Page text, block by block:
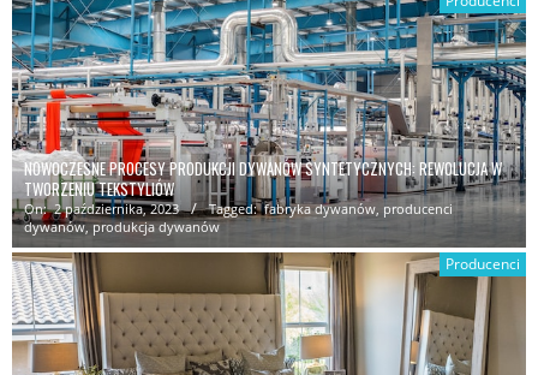
NOWOCZESNE PROCESY PRODUKCJI DYWANÓW SYNTETYCZNYCH: REWOLUCJA W
TWORZENIU TEKSTYLIÓW
On: 2 października, 2023 Tagged: fabryka dywanów producenci
dywanów,produkcja dywanów
Producenci